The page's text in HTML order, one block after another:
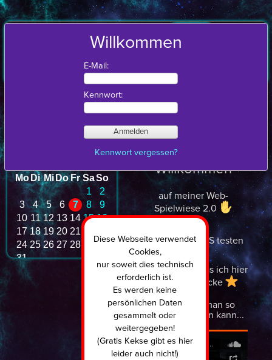
Willkommen
E-Mail:
Kennwort:
Kennwort vergessen?
-=RonXTCdaBass-PsY=-
Autor Mehr
Willkommen
auf meiner Web-
Spielwiese 2.0
...neues CMS testen
mal schauen, was ich hier
so alles entdecke
und was man so
möglich machen kann...
Diese Webseite verwendet
Cookies,
nur soweit dies technisch
erforderlich ist.
Es werden keine
persönlichen Daten
gesammelt oder
weitergegeben!
(Gratis Kekse gibt es hier
leider auch nicht!)